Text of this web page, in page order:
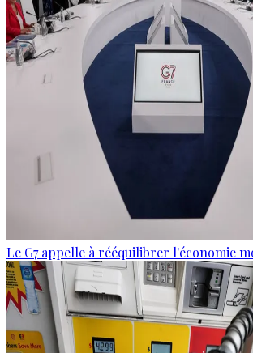
Le G7 appelle à rééquilibrer l'économie